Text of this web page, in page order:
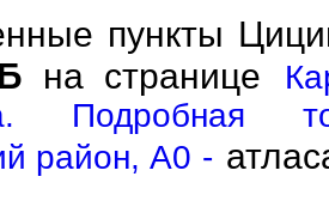
пункты
Б на странице
Подробная
район, A0 -